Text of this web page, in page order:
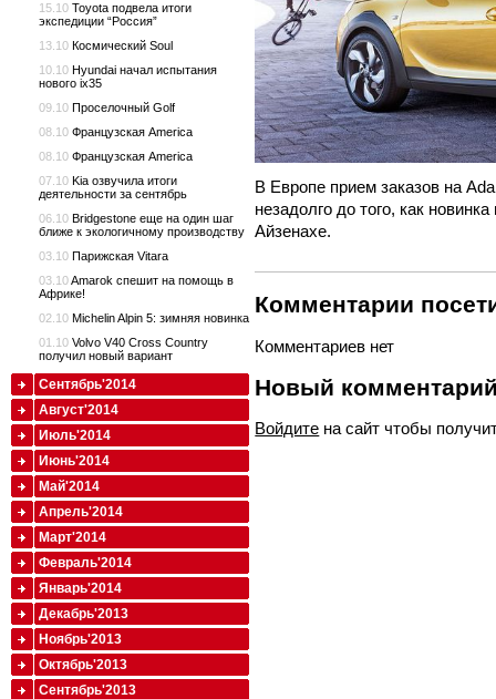
В Европе прием заказов на
незадолго до того, как
Айзенахе.
Комментарии
Комментариев нет
Новый
Войдите на сайт чтобы
15.10 Toyota подвела итоги
экспедиции “Россия”
13.10 Космический Soul
10.10 Hyundai начал испытания
нового ix35
09.10 Проселочный Golf
08.10 Французская America
08.10 Французская America
07.10 Kia озвучила итоги
деятельности за сентябрь
06.10 Bridgestone еще на один шаг
ближе к экологичному производству
03.10 Парижская Vitara
03.10Amarok спешит на помощь в
Африке!
02.10 Michelin Alpin 5: зимняя новинка
01.10 Volvo V40 Cross Country
получил новый вариант
Сентябрь'2014
Август'2014
Июль'2014
Июнь'2014
Май'2014
Апрель'2014
Март'2014
Февраль'2014
Январь'2014
Декабрь'2013
Ноябрь'2013
Октябрь'2013
Сентябрь'2013